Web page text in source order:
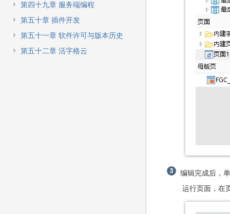
第四十九章 服务端编程
第五十章 插件开发
第五十一章 软件许可与版本历史
第五十二章 活字格云
编辑完成后，
运行页面，在